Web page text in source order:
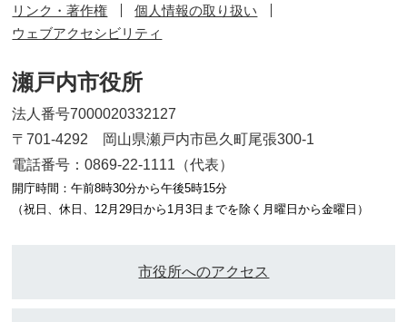
リンク・著作権
個人情報の取り扱い
ウェブアクセシビリティ
瀬戸内市役所
法人番号7000020332127
〒701-4292 岡山県瀬戸内市邑久町尾張300-1
電話番号：0869-22-1111（代表）
開庁時間：午前8時30分から午後5時15分
（祝日、休日、12月29日から1月3日までを除く月曜日から金曜日）
市役所へのアクセス